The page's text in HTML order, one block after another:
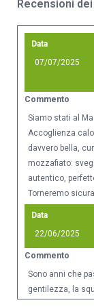
Recensioni
Data
07/07/2025
Commento
Siamo stati al
Accoglienza
davvero bella,
mozzafiato:
autentico,
Torneremo
Data
22/06/2025
Commento
Sono anni che
gentilezza, la